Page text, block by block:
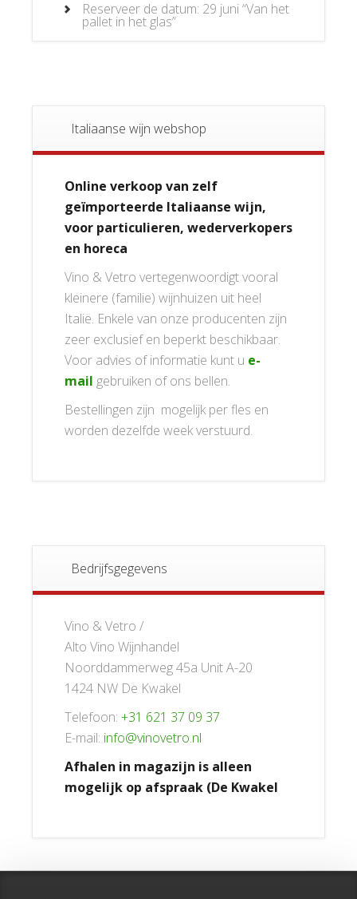
Reserveer de datum: 29 juni “Van het
pallet in het glas”
Italiaanse wijn webshop
Online verkoop van zelf
geïmporteerde Italiaanse wijn,
voor particulieren, wederverkopers
en horeca
Vino & Vetro vertegenwoordigt vooral
kleinere (familie) wijnhuizen uit heel
Italië. Enkele van onze producenten zijn
zeer exclusief en beperkt beschikbaar.
Voor advies of informatie kunt u e-
mail gebruiken of ons bellen.
Bestellingen zijn mogelijk per fles en
worden dezelfde week verstuurd.
Bedrijfsgegevens
Vino & Vetro /
Alto Vino Wijnhandel
Noorddammerweg 45a Unit A-20
1424 NW De Kwakel
Telefoon: +31 621 37 09 37
E-mail: info@vinovetro.nl
Afhalen in magazijn is alleen
mogelijk op afspraak (De Kwakel